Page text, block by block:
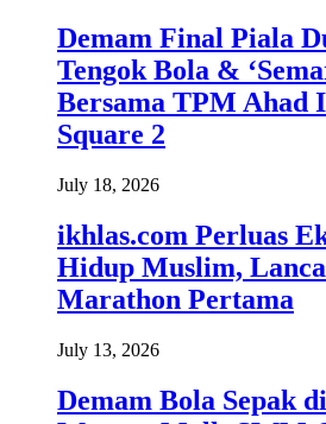
Demam Final Piala
Tengok Bola &
Bersama TPM Ahad
Square 2
July 18, 2026
ikhlas.com Perluas
Hidup Muslim,
Marathon Pertama
July 13, 2026
Demam Bola Sepak